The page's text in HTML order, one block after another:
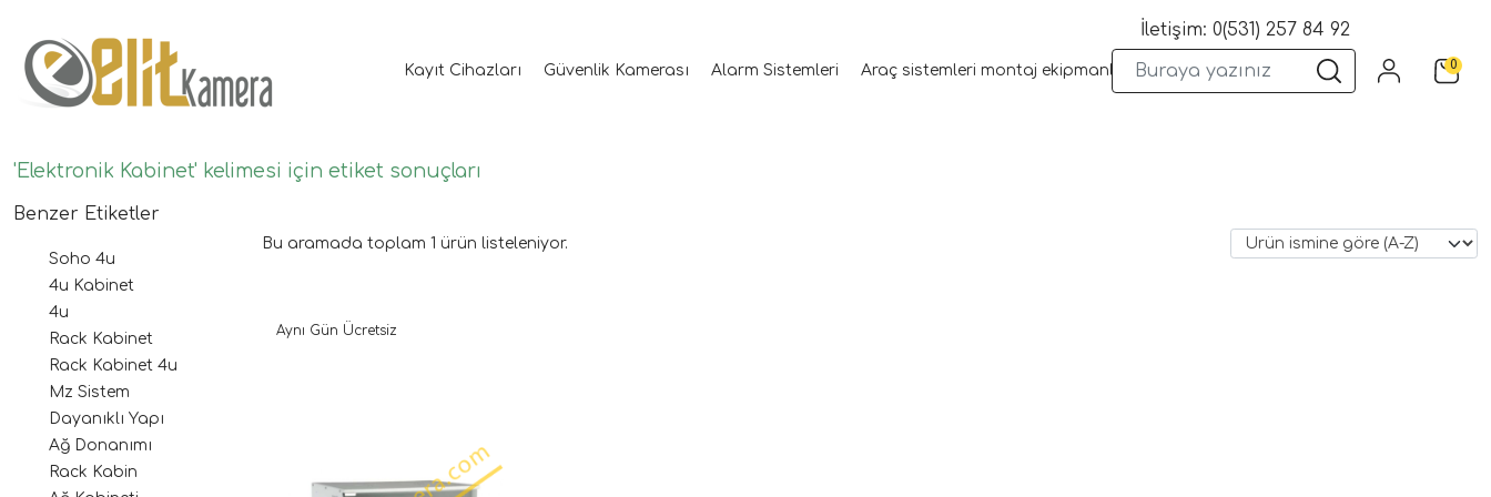
Kayıt Cihazları Güvenlik Kamerası Alarm Sistemleri Araç sistemleri montaj ekipmanları Wifi Kameralar Yangın Sistemleri
İletişim: 0(531) 257 84 92
0
'Elektronik Kabinet' kelimesi için etiket sonuçları
Benzer Etiketler
Soho 4u
4u Kabinet
4u
Rack Kabinet
Rack Kabinet 4u
Mz Sistem
Dayanıklı Yapı
Ağ Donanımı
Rack Kabin
Bu aramada toplam 1 ürün listeleniyor.
Aynı Gün Ücretsiz